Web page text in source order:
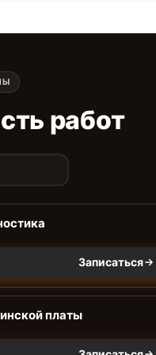
работ
Записаться
платы